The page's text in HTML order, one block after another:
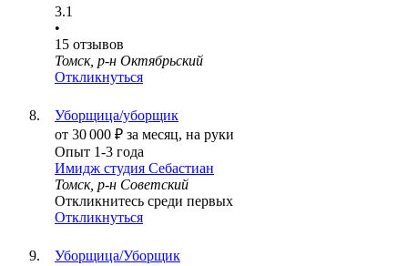
3.1
•
15 отзывов
Томск, р-н Октябрьский
Откликнуться
Уборщица/уборщик
от 30 000 ₽ за месяц, на руки
Опыт 1-3 года
Имидж студия Себастиан
Томск, р-н Советский
Откликнитесь среди первых
Откликнуться
Уборщица/Уборщик